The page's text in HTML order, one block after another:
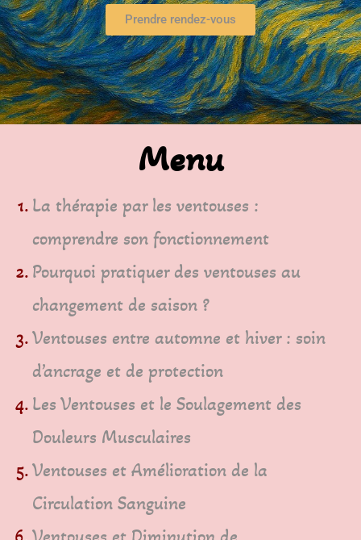
Prendre rendez-vous
Menu
La thérapie par les ventouses :
comprendre son fonctionnement
Pourquoi pratiquer des ventouses au
changement de saison ?
Ventouses entre automne et hiver : soin
d’ancrage et de protection
Les Ventouses et le Soulagement des
Douleurs Musculaires
Ventouses et Amélioration de la
Circulation Sanguine